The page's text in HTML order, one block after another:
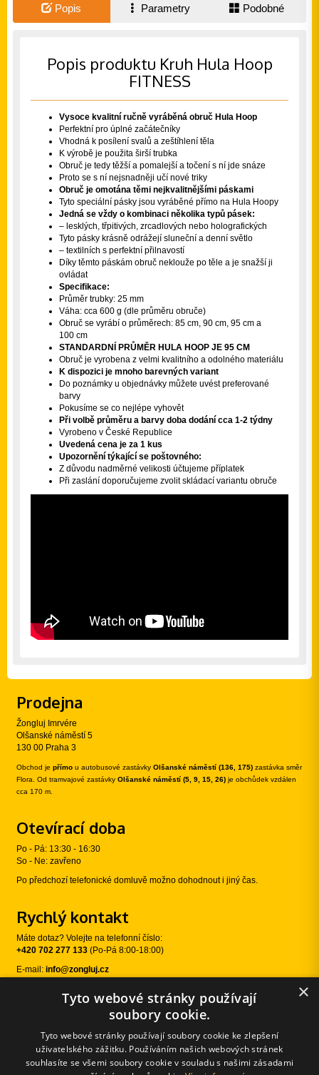
Popis Parametry Podobné
Popis produktu Kruh Hula Hoop
FITNESS
Vysoce kvalitní ručně vyráběná obruč Hula Hoop
Perfektní pro úplné začátečníky
Vhodná k posílení svalů a zeštíhlení těla
K výrobě je použita širší trubka
Obruč je tedy těžší a pomalejší a točení s ní jde snáze
Proto se s ní nejsnadněji učí nové triky
Obruč je omotána těmi nejkvalitnějšími páskami
Tyto speciální pásky jsou vyráběné přímo na Hula Hoopy
Jedná se vždy o kombinaci několika typů pásek:
– lesklých, třpitivých, zrcadlových nebo holografických
Tyto pásky krásně odrážejí sluneční a denní světlo
– textilních s perfektní přilnavostí
Díky těmto páskám obruč neklouže po těle a je snažší ji
ovládat
Specifikace:
Průměr trubky: 25 mm
Váha: cca 600 g (dle průměru obruče)
Obruč se vyrábí o průměrech: 85 cm, 90 cm, 95 cm a
100 cm
STANDARDNÍ PRŮMĚR HULA HOOP JE 95 CM
Obruč je vyrobena z velmi kvalitního a odolného materiálu
K dispozici je mnoho barevných variant
Do poznámky u objednávky můžete uvést preferované
barvy
Pokusíme se co nejlépe vyhovět
Při volbě průměru a barvy doba dodání cca 1-2 týdny
Vyrobeno v České Republice
Uvedená cena je za 1 kus
Upozornění týkající se poštovného:
Z důvodu nadměrné velikosti účtujeme příplatek
Při zaslání doporučujeme zvolit skládací variantu obruče
Prodejna
Žongluj Imrvére
Olšanské náměstí 5
130 00 Praha 3
Obchod je přímo u autobusové zastávky Olšanské náměstí (136, 175) zastávka směr
Flora. Od tramvajové zastávky Olšanské náměstí (5, 9, 15, 26) je obchůdek vzdálen
cca 170 m.
Otevírací doba
Po - Pá: 13:30 - 16:30
So - Ne: zavřeno
Po předchozí telefonické domluvě možno dohodnout i jiný čas.
Rychlý kontakt
Máte dotaz? Volejte na telefonní číslo:
+420 702 277 133 (Po-Pá 8:00-18:00)
E-mail: info@zongluj.cz
Sledujte nás
×
Tyto webové stránky používají
soubory cookie.
Tyto webové stránky používají soubory cookie ke zlepšení
uživatelského zážitku. Používáním našich webových stránek
souhlasíte se všemi soubory cookie v souladu s našimi zásadami